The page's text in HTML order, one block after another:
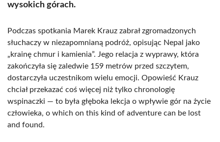
wysokich górach.
Podczas spotkania Marek Krauz zabrał zgromadzonych
słuchaczy w niezapomnianą podróż, opisując Nepal jako
„krainę chmur i kamienia”. Jego relacja z wyprawy, która
zakończyła się zaledwie 159 metrów przed szczytem,
dostarczyła uczestnikom wielu emocji. Opowieść Krauz
chciał przekazać coś więcej niż tylko chronologię
wspinaczki — to była głęboka lekcja o wpływie gór na życie
człowieka, o which on this kind of adventure can be lost
and found.